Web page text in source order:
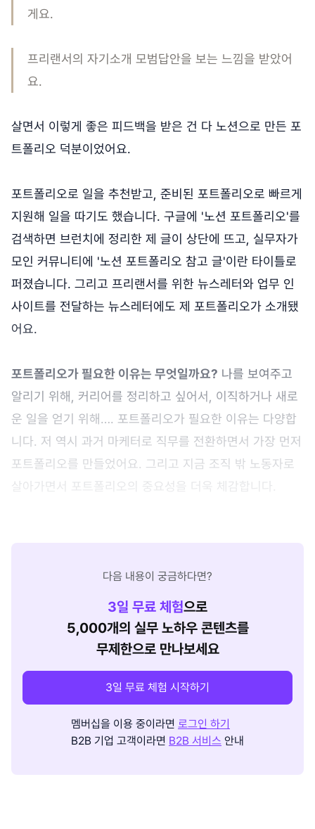
게요.
프리랜서의 자기소개 모범답안을 보는 느낌을 받았어
요.
살면서 이렇게 좋은 피드백을 받은 건 다 노션으로 만든 포
트폴리오 덕분이었어요.
포트폴리오로 일을 추천받고, 준비된 포트폴리오로 빠르게
지원해 일을 따기도 했습니다. 구글에 '노션 포트폴리오'를
검색하면 브런치에 정리한 제 글이 상단에 뜨고, 실무자가
모인 커뮤니티에 '노션 포트폴리오 참고 글'이란 타이틀로
퍼졌습니다. 그리고 프리랜서를 위한 뉴스레터와 업무 인
사이트를 전달하는 뉴스레터에도 제 포트폴리오가 소개됐
어요.
포트폴리오가 필요한 이유는 무엇일까요? 나를 보여주고
알리기 위해, 커리어를 정리하고 싶어서, 이직하거나 새로
운 일을 얻기 위해…. 포트폴리오가 필요한 이유는 다양합
니다. 저 역시 과거 마케터로 직무를 전환하면서 가장 먼저
포트폴리오를 만들었어요. 그리고 지금 조직 밖 노동자로
살아가면서 포트폴리오의 중요성을 더욱 체감합니다.
다음 내용이 궁금하다면?
3일 무료 체험으로
5,000개의 실무 노하우 콘텐츠를
무제한으로 만나보세요
3일 무료 체험 시작하기
멤버십을 이용 중이라면 로그인 하기
B2B 기업 고객이라면 B2B 서비스 안내